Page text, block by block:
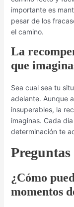
importante es
pesar de los
el camino.
La
que
Sea cual sea tu
adelante. Aunque
insuperables, la
imaginas. Cada
determinación te
Preguntas
¿Cómo
momentos